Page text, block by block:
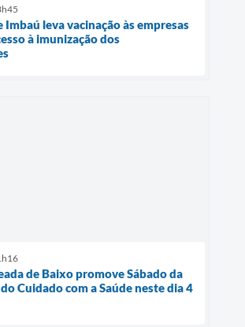
Imbaú leva vacinação às empresas
à imunização dos
de Baixo promove Sábado da
Cuidado com a Saúde neste dia 4